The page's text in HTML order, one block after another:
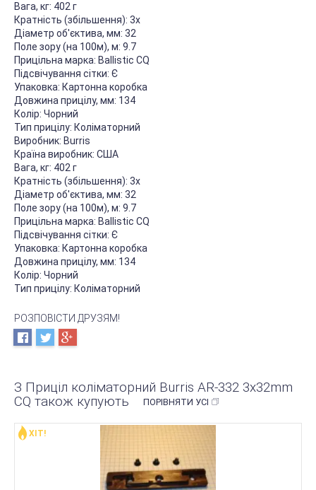
Вага, кг: 402 г
Кратність (збільшення): 3х
Діаметр об'єктива, мм: 32
Поле зору (на 100м), м: 9.7
Прицільна марка: Ballistic CQ
Підсвічування сітки: Є
Упаковка: Картонна коробка
Довжина прицілу, мм: 134
Колір: Чорний
Тип прицілу: Коліматорний
Виробник: Burris
Країна виробник: США
Вага, кг: 402 г
Кратність (збільшення): 3х
Діаметр об'єктива, мм: 32
Поле зору (на 100м), м: 9.7
Прицільна марка: Ballistic CQ
Підсвічування сітки: Є
Упаковка: Картонна коробка
Довжина прицілу, мм: 134
Колір: Чорний
Тип прицілу: Коліматорний
РОЗПОВІСТИ ДРУЗЯМ!
З Приціл коліматорний Burris AR-332 3x32mm
CQ також купують
ПОРІВНЯТИ УСІ
ХІТ!